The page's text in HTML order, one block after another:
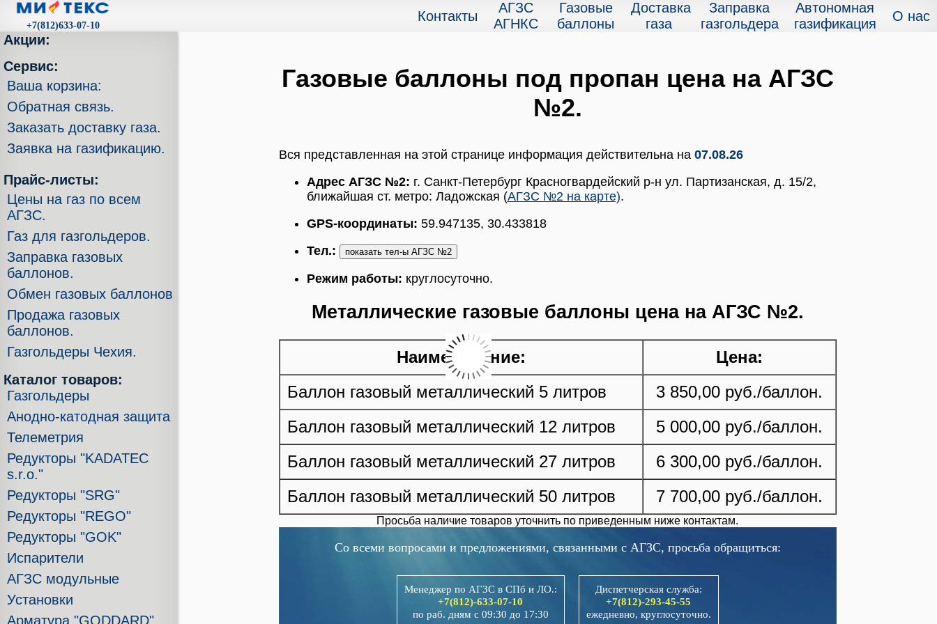
+7(812)633-07-10
Контакты
АГЗС
АГНКС
Газовые
баллоны
Доставка
газа
Заправка
газгольдера
Автономная
газификация
О нас
Газовые баллоны под пропан цена на АГЗС
№2.
Вся представленная на этой странице информация действительна на 07.08.26
Адрес АГЗС №2: г. Санкт-Петербург Красногвардейский р-н ул. Партизанская, д. 15/2,
ближайшая ст. метро: Ладожская (АГЗС №2 на карте).
GPS-координаты: 59.947135, 30.433818
Тел.:
Режим работы: круглосуточно.
Металлические газовые баллоны цена на АГЗС №2.
Наименование:
Цена:
Баллон газовый металлический 5 литров
3 850,00 руб./баллон.
Баллон газовый металлический 12 литров
5 000,00 руб./баллон.
Баллон газовый металлический 27 литров
6 300,00 руб./баллон.
Баллон газовый металлический 50 литров
7 700,00 руб./баллон.
Просьба наличие товаров уточнить по приведенным ниже контактам.
Со всеми вопросами и предложениями, связанными с АГЗС, просьба обращиться:
Менеджер по АГЗС в СПб и ЛО.:
+7(812)-633-07-10
по раб. дням с 09:30 до 17:30
Диспетчерская служба:
+7(812)-293-45-55
ежедневно, круглосуточно.
Акции:
Сервис:
Ваша корзина:
Обратная связь.
Заказать доставку газа.
Заявка на газификацию.
Прайс-листы:
Цены на газ по всем
АГЗС.
Газ для газгольдеров.
Заправка газовых
баллонов.
Обмен газовых баллонов.
Продажа газовых
баллонов.
Газгольдеры Чехия.
Каталог товаров:
Газгольдеры
Анодно-катодная защита
Телеметрия
Редукторы "KADATEC
s.r.o."
Редукторы "SRG"
Редукторы "REGO"
Редукторы "GOK"
Испарители
АГЗС модульные
Установки
Арматура "GODDARD"